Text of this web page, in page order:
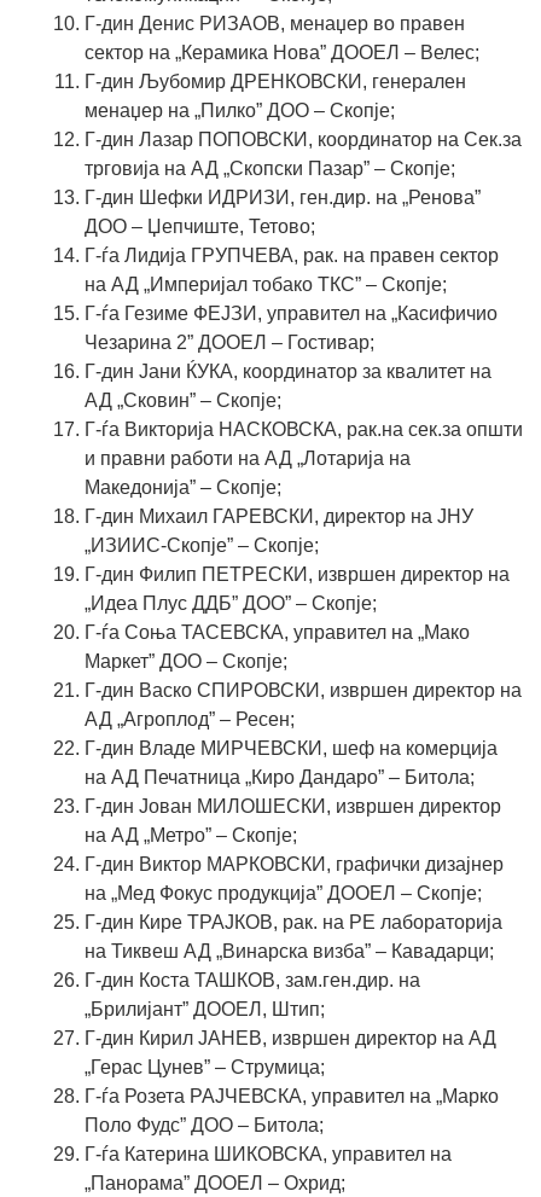
Г-дин Денис РИЗАОВ, менаџер во правен
сектор на „Керамика Нова” ДООЕЛ – Велес;
Г-дин Љубомир ДРЕНКОВСКИ , генерален
менаџер на „Пилко” ДОО – Скопје;
Г-дин Лазар ПОПОВСКИ , координатор на Сек.за
трговија на АД „Скопски Пазар” – Скопје;
Г-дин Шефки ИДРИЗИ , ген.дир. на „Ренова”
ДОО – Џепчиште, Тетово;
Г-ѓа Лидија ГРУПЧЕВА, рак. на правен сектор
на АД „Империјал тобако ТКС” – Скопје;
Г-ѓа Гезиме ФЕЈЗИ , управител на „Касифичио
Чезарина 2” ДООЕЛ – Гостивар;
Г-дин Јани ЌУКА, координатор за квалитет на
АД „Сковин” – Скопје;
Г-ѓа Викторија НАСКОВСКА, рак.на сек.за општи
и правни работи на АД „Лотарија на
Македонија” – Скопје;
Г-дин Михаил ГАРЕВСКИ , директор на ЈНУ
„ИЗИИС-Скопје” – Скопје;
Г-дин Филип ПЕТРЕСКИ , извршен директор на
„Идеа Плус ДДБ” ДОО” – Скопје;
Г-ѓа Соња ТАСЕВСКА, управител на „Мако
Маркет” ДОО – Скопје;
Г-дин Васко СПИРОВСКИ , извршен директор на
АД „Агроплод” – Ресен;
Г-дин Владе МИРЧЕВСКИ , шеф на комерција
на АД Печатница „Киро Дандаро” – Битола;
Г-дин Јован МИЛОШЕСКИ , извршен директор
на АД „Метро” – Скопје;
Г-дин Виктор МАРКОВСКИ , графички дизајнер
на „Мед Фокус продукција” ДООЕЛ – Скопје;
Г-дин Кире ТРАЈКОВ, рак. на РЕ лабораторија
на Тиквеш АД „Винарска визба” – Кавадарци;
Г-дин Коста ТАШКОВ, зам.ген.дир. на
„Брилијант” ДООЕЛ, Штип;
Г-дин Кирил ЈАНЕВ, извршен директор на АД
„Герас Цунев” – Струмица;
Г-ѓа Розета РАЈЧЕВСКА, управител на „Марко
Поло Фудс” ДОО – Битола;
Г-ѓа Катерина ШИКОВСКА, управител на
„Панорама” ДООЕЛ – Охрид;